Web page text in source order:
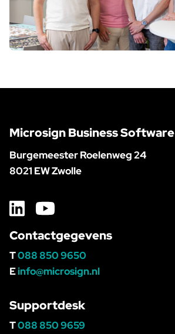
Microsign Business Software
Burgemeester Roelenweg 24
8021 EW Zwolle
Contactgegevens
T088 850 9650
Einfo@microsign.nl
Supportdesk
T088 850 9659